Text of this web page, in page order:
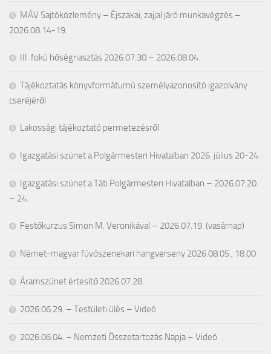
MÁV Sajtóközlemény – Éjszakai, zajjal járó munkavégzés –
2026.08.14-19.
III. fokú hőségriasztás 2026.07.30 – 2026.08.04.
Tájékoztatás könyvformátumú személyazonosító igazolvány
cseréjéről
Lakossági tájékoztató permetezésről
Igazgatási szünet a Polgármesteri Hivatalban 2026. július 20-24.
Igazgatási szünet a Táti Polgármesteri Hivatalban – 2026.07.20
– 24.
Festőkurzus Simon M. Veronikával – 2026.07.19. (vasárnap)
Német-magyar fúvószenekari hangverseny 2026.08.05., 18.00
Áramszünet értesítő 2026.07.28.
2026.06.29. – Testületi ülés – Videó
2026.06.04. – Nemzeti Összetartozás Napja – Videó